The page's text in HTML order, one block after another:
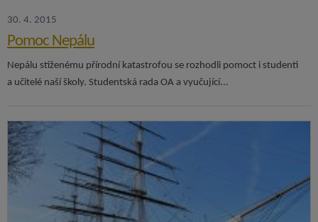
30. 4. 2015
Pomoc Nepálu
Nepálu stiženému přírodní katastrofou se rozhodli pomoct i studenti
a učitelé naší školy. Studentská rada OA a vyučující...